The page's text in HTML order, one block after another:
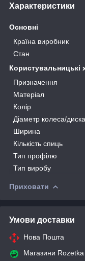
Характеристики
Основні
Країна виробник
Стан
Користувальницькі
Призначення
Матеріал
Колір
Діаметр колеса/диска
Ширина
Кількість спиць
Тип профілю
Тип виробу
Приховати
Умови доставки
Нова Пошта
Магазини Rozetka